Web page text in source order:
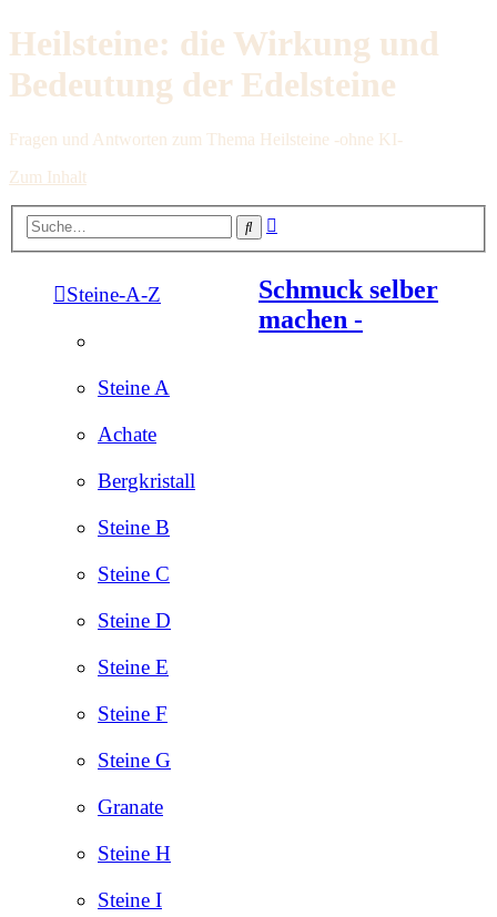
Heilsteine: die Wirkung und
Bedeutung der Edelsteine
Fragen und Antworten zum Thema Heilsteine -ohne KI-
Zum Inhalt
Suche
Steine-A-Z
Steine A
Achate
Bergkristall
Steine B
Steine C
Steine D
Steine E
Steine F
Steine G
Granate
Steine H
Steine I
Schmuck selber
machen -